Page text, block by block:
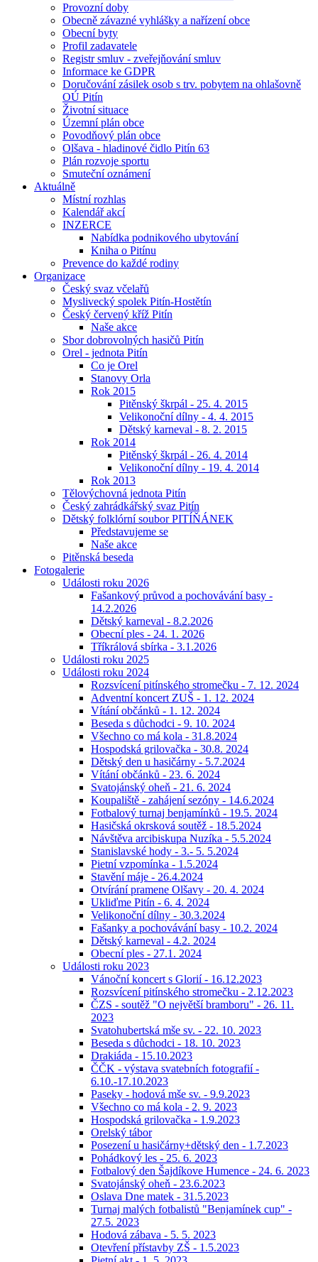
Provozní doby
Obecně závazné vyhlášky a nařízení obce
Obecní byty
Profil zadavatele
Registr smluv - zveřejňování smluv
Informace ke GDPR
Doručování zásilek osob s trv. pobytem na ohlašovně
OÚ Pitín
Životní situace
Územní plán obce
Povodňový plán obce
Olšava - hladinové čidlo Pitín 63
Plán rozvoje sportu
Smuteční oznámení
Aktuálně
Místní rozhlas
Kalendář akcí
INZERCE
Nabídka podnikového ubytování
Kniha o Pitínu
Prevence do každé rodiny
Organizace
Český svaz včelařů
Myslivecký spolek Pitín-Hostětín
Český červený kříž Pitín
Naše akce
Sbor dobrovolných hasičů Pitín
Orel - jednota Pitín
Co je Orel
Stanovy Orla
Rok 2015
Pitěnský škrpál - 25. 4. 2015
Velikonoční dílny - 4. 4. 2015
Dětský karneval - 8. 2. 2015
Rok 2014
Pitěnský škrpál - 26. 4. 2014
Velikonoční dílny - 19. 4. 2014
Rok 2013
Tělovýchovná jednota Pitín
Český zahrádkářský svaz Pitín
Dětský folklórní soubor PITÍŇÁNEK
Představujeme se
Naše akce
Pitěnská beseda
Fotogalerie
Události roku 2026
Fašankový průvod a pochovávání basy -
14.2.2026
Dětský karneval - 8.2.2026
Obecní ples - 24. 1. 2026
Tříkrálová sbírka - 3.1.2026
Události roku 2025
Události roku 2024
Rozsvícení pitínského stromečku - 7. 12. 2024
Adventní koncert ZUŠ - 1. 12. 2024
Vítání občánků - 1. 12. 2024
Beseda s důchodci - 9. 10. 2024
Všechno co má kola - 31.8.2024
Hospodská grilovačka - 30.8. 2024
Dětský den u hasičárny - 5.7.2024
Vítání občánků - 23. 6. 2024
Svatojánský oheň - 21. 6. 2024
Koupaliště - zahájení sezóny - 14.6.2024
Fotbalový turnaj benjamínků - 19.5. 2024
Hasičská okrsková soutěž - 18.5.2024
Návštěva arcibiskupa Nuzíka - 5.5.2024
Stanislavské hody - 3.- 5. 5.2024
Pietní vzpomínka - 1.5.2024
Stavění máje - 26.4.2024
Otvírání pramene Olšavy - 20. 4. 2024
Ukliďme Pitín - 6. 4. 2024
Velikonoční dílny - 30.3.2024
Fašanky a pochovávání basy - 10.2. 2024
Dětský karneval - 4.2. 2024
Obecní ples - 27.1. 2024
Události roku 2023
Vánoční koncert s Glorií - 16.12.2023
Rozsvícení pitínského stromečku - 2.12.2023
ČZS - soutěž "O největší bramboru" - 26. 11.
2023
Svatohubertská mše sv. - 22. 10. 2023
Beseda s důchodci - 18. 10. 2023
Drakiáda - 15.10.2023
ČČK - výstava svatebních fotografií -
6.10.-17.10.2023
Paseky - hodová mše sv. - 9.9.2023
Všechno co má kola - 2. 9. 2023
Hospodská grilovačka - 1.9.2023
Orelský tábor
Posezení u hasičárny+dětský den - 1.7.2023
Pohádkový les - 25. 6. 2023
Fotbalový den Šajdíkove Humence - 24. 6. 2023
Svatojánský oheň - 23.6.2023
Oslava Dne matek - 31.5.2023
Turnaj malých fotbalistů "Benjamínek cup" -
27.5. 2023
Hodová zábava - 5. 5. 2023
Otevření přístavby ZŠ - 1.5.2023